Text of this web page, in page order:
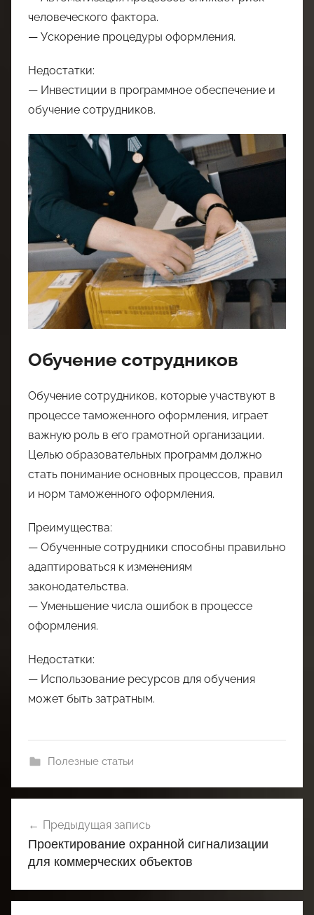
человеческого фактора.
— Ускорение процедуры оформления.
Недостатки:
— Инвестиции в программное обеспечение и
обучение сотрудников.
Обучение сотрудников
Обучение сотрудников, которые участвуют в
процессе таможенного оформления, играет
важную роль в его грамотной организации.
Целью образовательных программ должно
стать понимание основных процессов, правил
и норм таможенного оформления.
Преимущества:
— Обученные сотрудники способны правильно
адаптироваться к изменениям
законодательства.
— Уменьшение числа ошибок в процессе
оформления.
Недостатки:
— Использование ресурсов для обучения
может быть затратным.
Полезные статьи
по
записям
Предыдущая запись
Проектирование охранной сигнализации
для коммерческих объектов